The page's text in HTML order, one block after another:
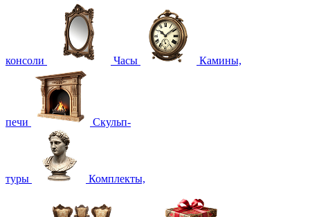
консоли Часы Камины,
печи Скульп-
туры Комплекты,